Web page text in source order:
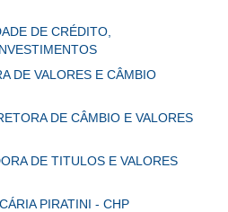
DE CRÉDITO,
DE VALORES E CÂMBIO
DE CÂMBIO E VALORES
DE TITULOS E VALORES
PIRATINI - CHP